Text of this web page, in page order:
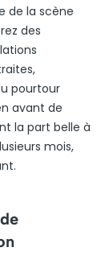
de la scène
des
pourtour
avant de
la part belle à
mois,